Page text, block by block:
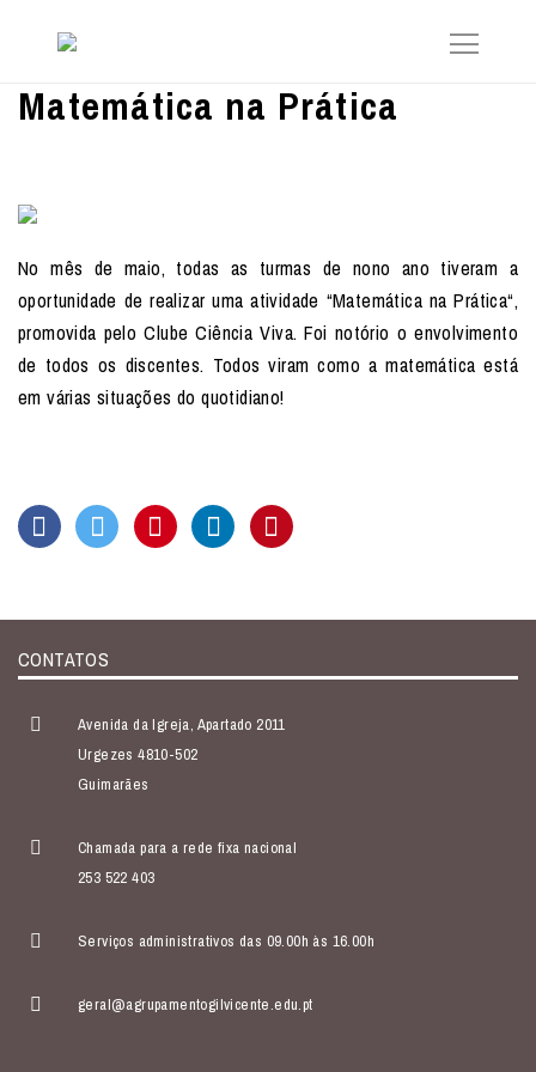
Matemática na Prática
No mês de maio, todas as turmas de nono ano tiveram a
oportunidade de realizar uma atividade “Matemática na Prática“,
promovida pelo Clube Ciência Viva. Foi notório o envolvimento
de todos os discentes. Todos viram como a matemática está
em várias situações do quotidiano!
CONTATOS
Avenida da Igreja, Apartado 2011
Urgezes 4810-502
Guimarães
Chamada para a rede fixa nacional
253 522 403
Serviços administrativos das 09.00h às 16.00h
geral@agrupamentogilvicente.edu.pt